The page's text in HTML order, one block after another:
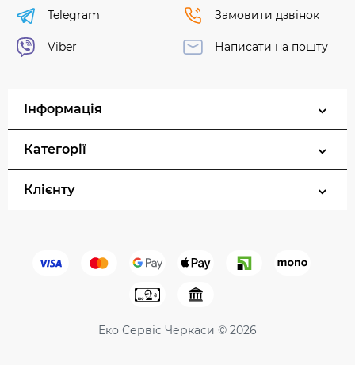
Telegram
Viber
Замовити дзвінок
Написати на пошту
Інформація
Категорії
Клієнту
Еко Сервіс Черкаси © 2026